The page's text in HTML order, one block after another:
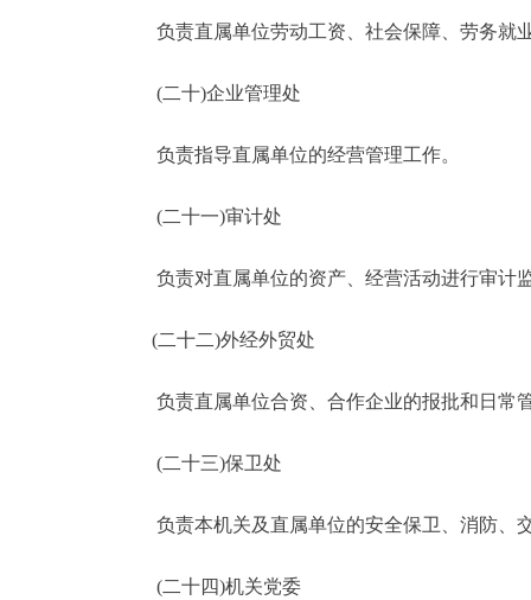
负责直属单位劳动工资、社会保障、劳务就
(二十)企业管理处
负责指导直属单位的经营管理工作。
(二十一)审计处
负责对直属单位的资产、经营活动进行审
(二十二)外经外贸处
负责直属单位合资、合作企业的报批和日常管
(二十三)保卫处
负责本机关及直属单位的安全保卫、消防、
(二十四)机关党委